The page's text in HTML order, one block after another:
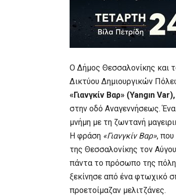
Ο Δήμος Θεσσαλονίκης και
Δικτύου Δημιουργικών
«Γιανγκίν Βαρ» (Yangın
στην οδό Αναγεννήσεως.
μνήμη με τη ζωντανή
Η φράση «Γιανγκίν Βαρ», που
της Θεσσαλονίκης τον
πάντα το πρόσωπο της
ξεκίνησε από ένα φτωχικό
προετοίμαζαν μελιτζάνες.